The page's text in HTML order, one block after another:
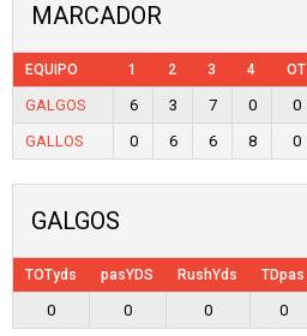
MARCADOR
EQUIPO 1 2 3 4 OT
GALGOS 6 3 7 0 0
GALLOS
0 6 6 8 0
GALGOS
TOTyds pasYDS RushYds TDpas
0 0 0 0